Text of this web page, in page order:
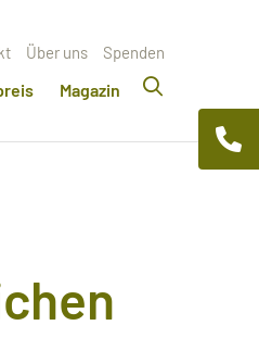
Über uns Spenden
Magazin